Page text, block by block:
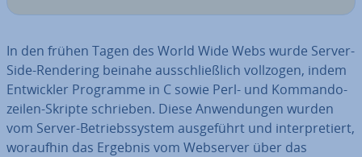
In den frühen Tagen des World Wide Webs wurde Server-
Side-Rendering beinahe aus­schließ­lich vollzogen, indem
Ent­wick­ler Programme in C sowie Perl- und Kom­man­do­
zei­len-Skripte schrieben. Diese An­wen­dun­gen wurden
vom Server-Be­triebs­sys­tem aus­ge­führt und in­ter­pre­tiert,
woraufhin das Ergebnis vom Webserver über das